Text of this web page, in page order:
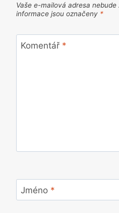
Vaše e-mailová adresa nebude
informace jsou označeny *
Komentář *
Jméno *